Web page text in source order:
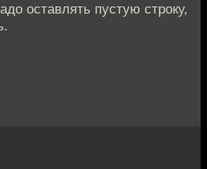
оставлять пустую строку,